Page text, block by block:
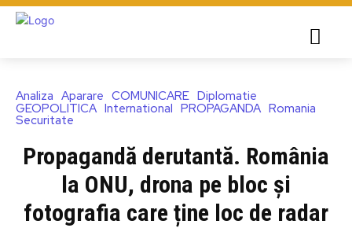
Analiza Aparare COMUNICARE Diplomatie
GEOPOLITICA International PROPAGANDA Romania
Securitate
Propagandă derutantă. România
la ONU, drona pe bloc și
fotografia care ține loc de radar